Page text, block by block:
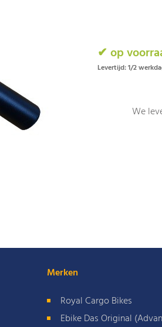
✔ op
Levertijd: 1/2
We
Merken
Royal Cargo Bikes
Ebike Das Original